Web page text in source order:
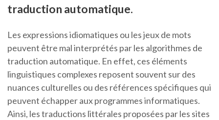
traduction automatique.
Les expressions idiomatiques ou les jeux de mots
peuvent être mal interprétés par les algorithmes de
traduction automatique. En effet, ces éléments
linguistiques complexes reposent souvent sur des
nuances culturelles ou des références spécifiques qui
peuvent échapper aux programmes informatiques.
Ainsi, les traductions littérales proposées par les sites